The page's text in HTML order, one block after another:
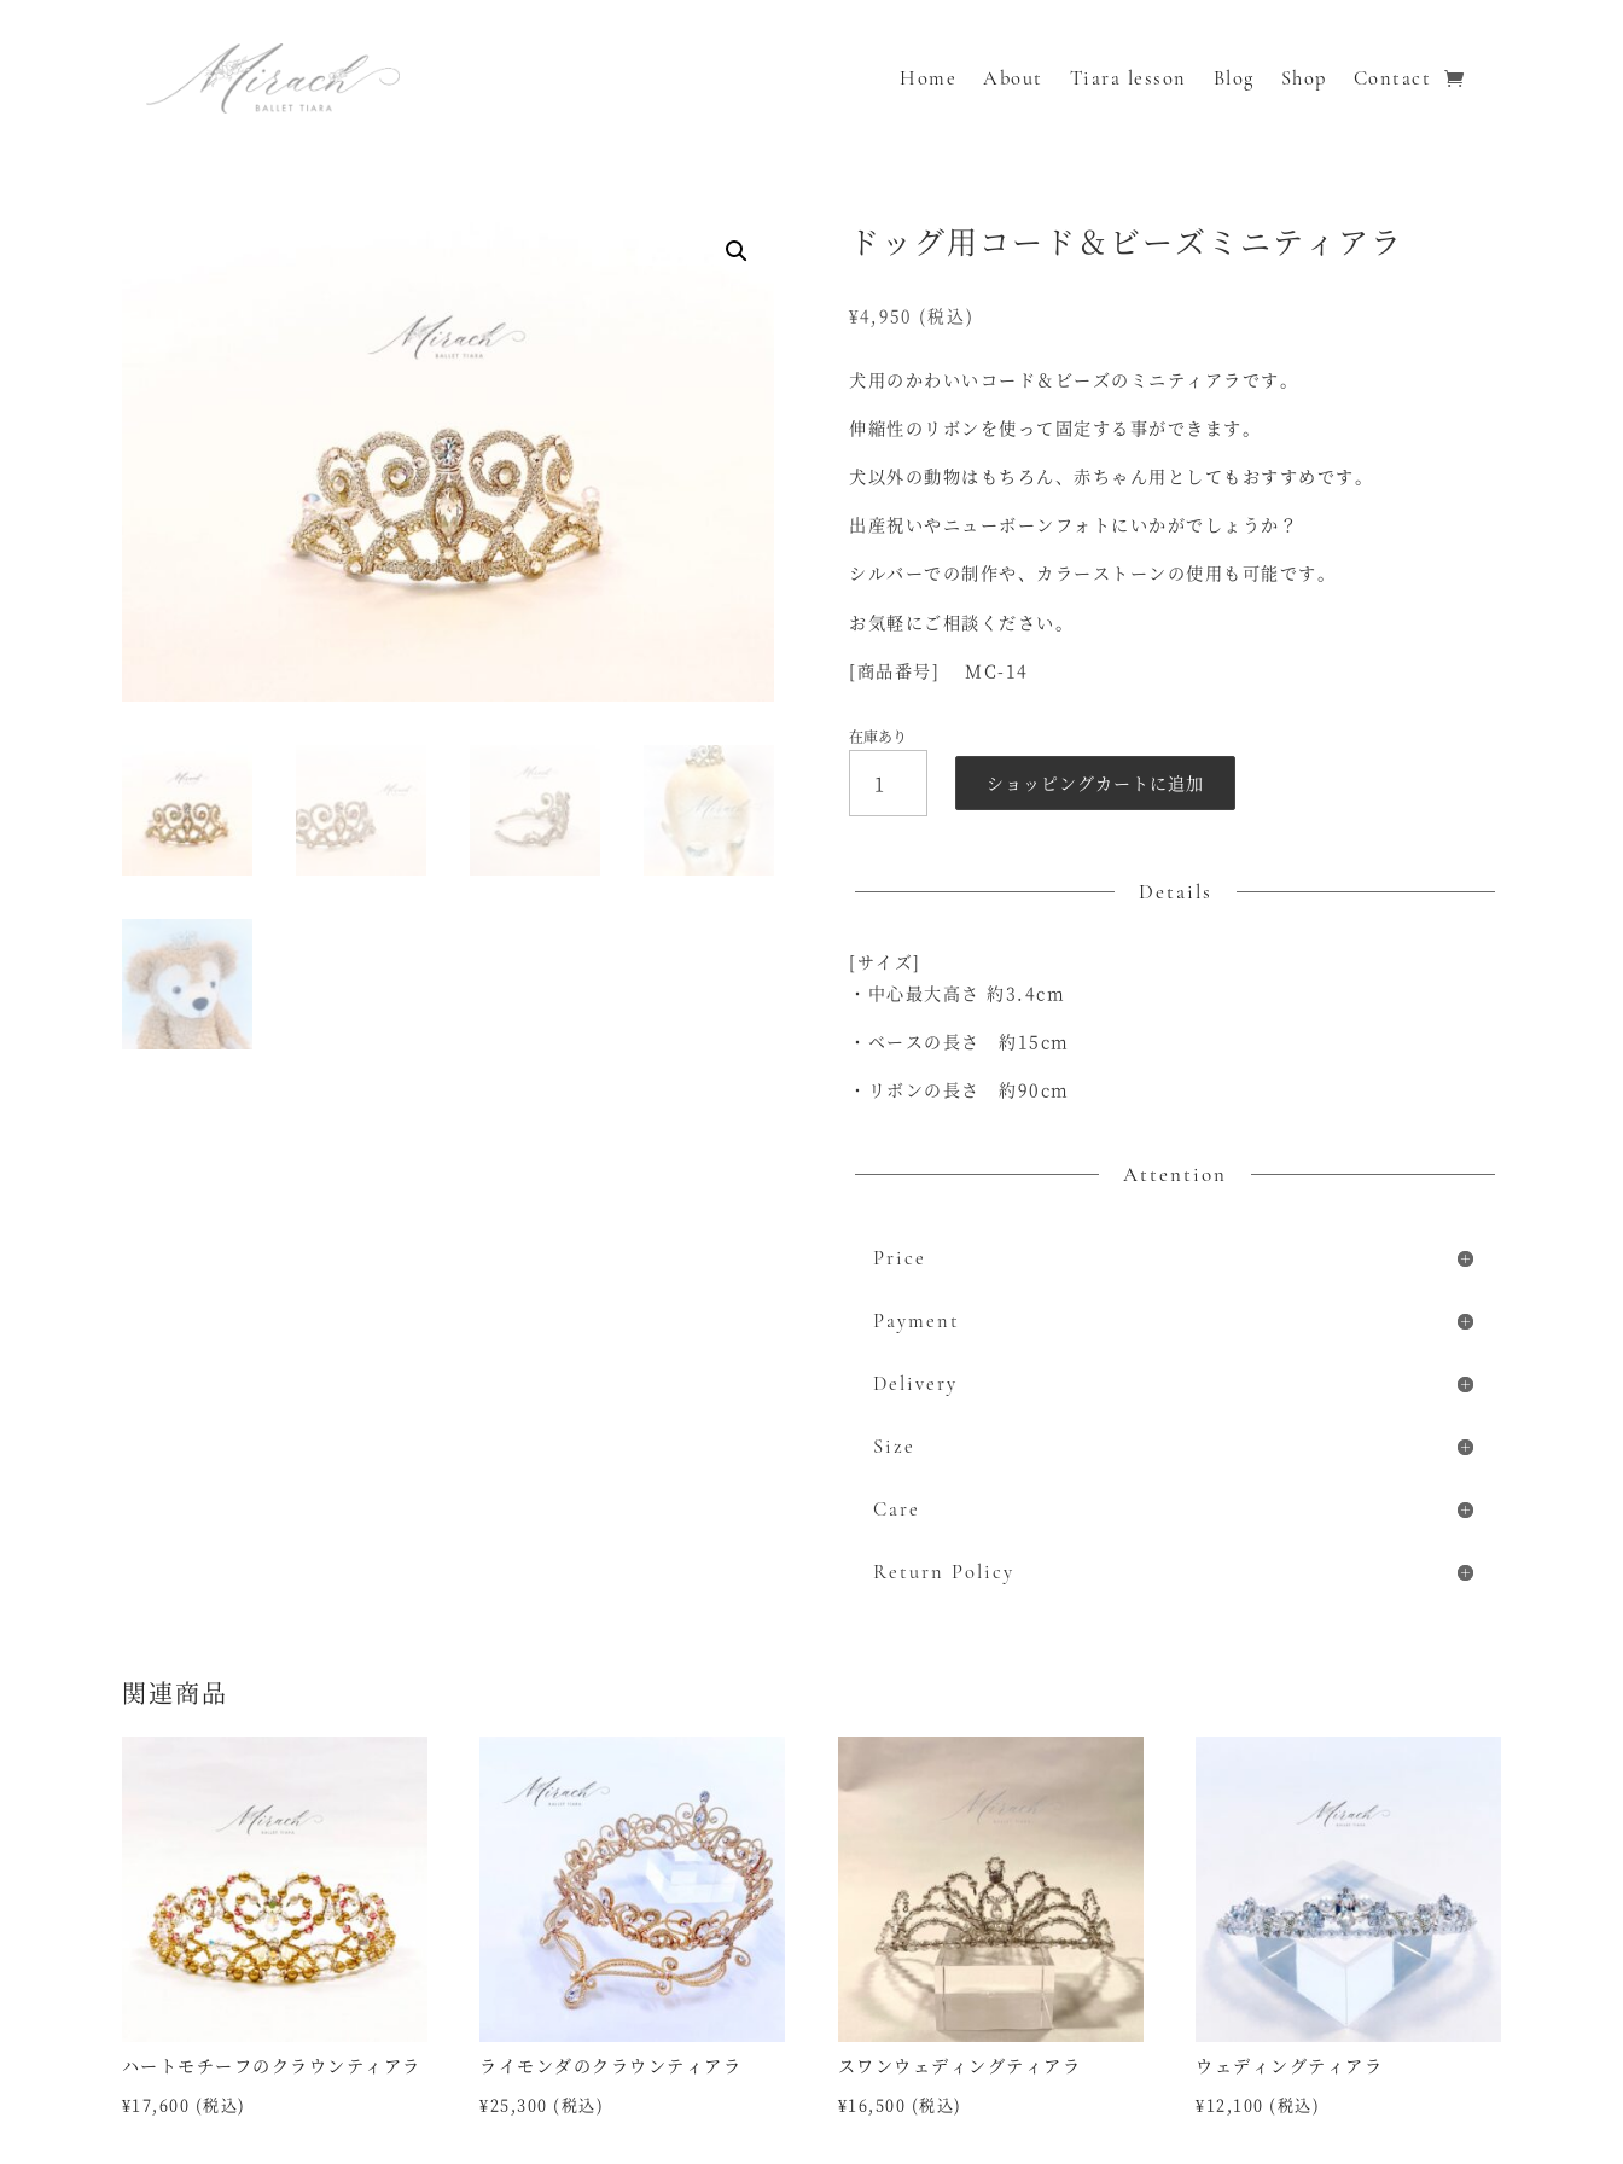
Home About Tiara lesson Blog Shop Contact
ドッグ用コード＆ビーズミニティアラ
¥4,950 (税込)
犬用のかわいいコード＆ビーズのミニティアラです。
伸縮性のリボンを使って固定する事ができます。
犬以外の動物はもちろん、赤ちゃん用としてもおすすめです。
出産祝いやニューボーンフォトにいかがでしょうか？
シルバーでの制作や、カラーストーンの使用も可能です。
お気軽にご相談ください。
[商品番号] MC-14
在庫あり
グ
ー
ビ
ー
ショッピングカートに追加
Details
[サイズ]
・中心最大高さ 約3.4cm
・ベースの長さ 約15cm
・リボンの長さ 約90cm
Attention
Price
Payment
Delivery
Size
Care
Return Policy
関連商品
ハートモチーフのクラウンティアラ
¥17,600 (税込)
ライモンダのクラウンティアラ
¥25,300 (税込)
スワンウェディングティアラ
¥16,500 (税込)
ウェディングティアラ
¥12,100 (税込)